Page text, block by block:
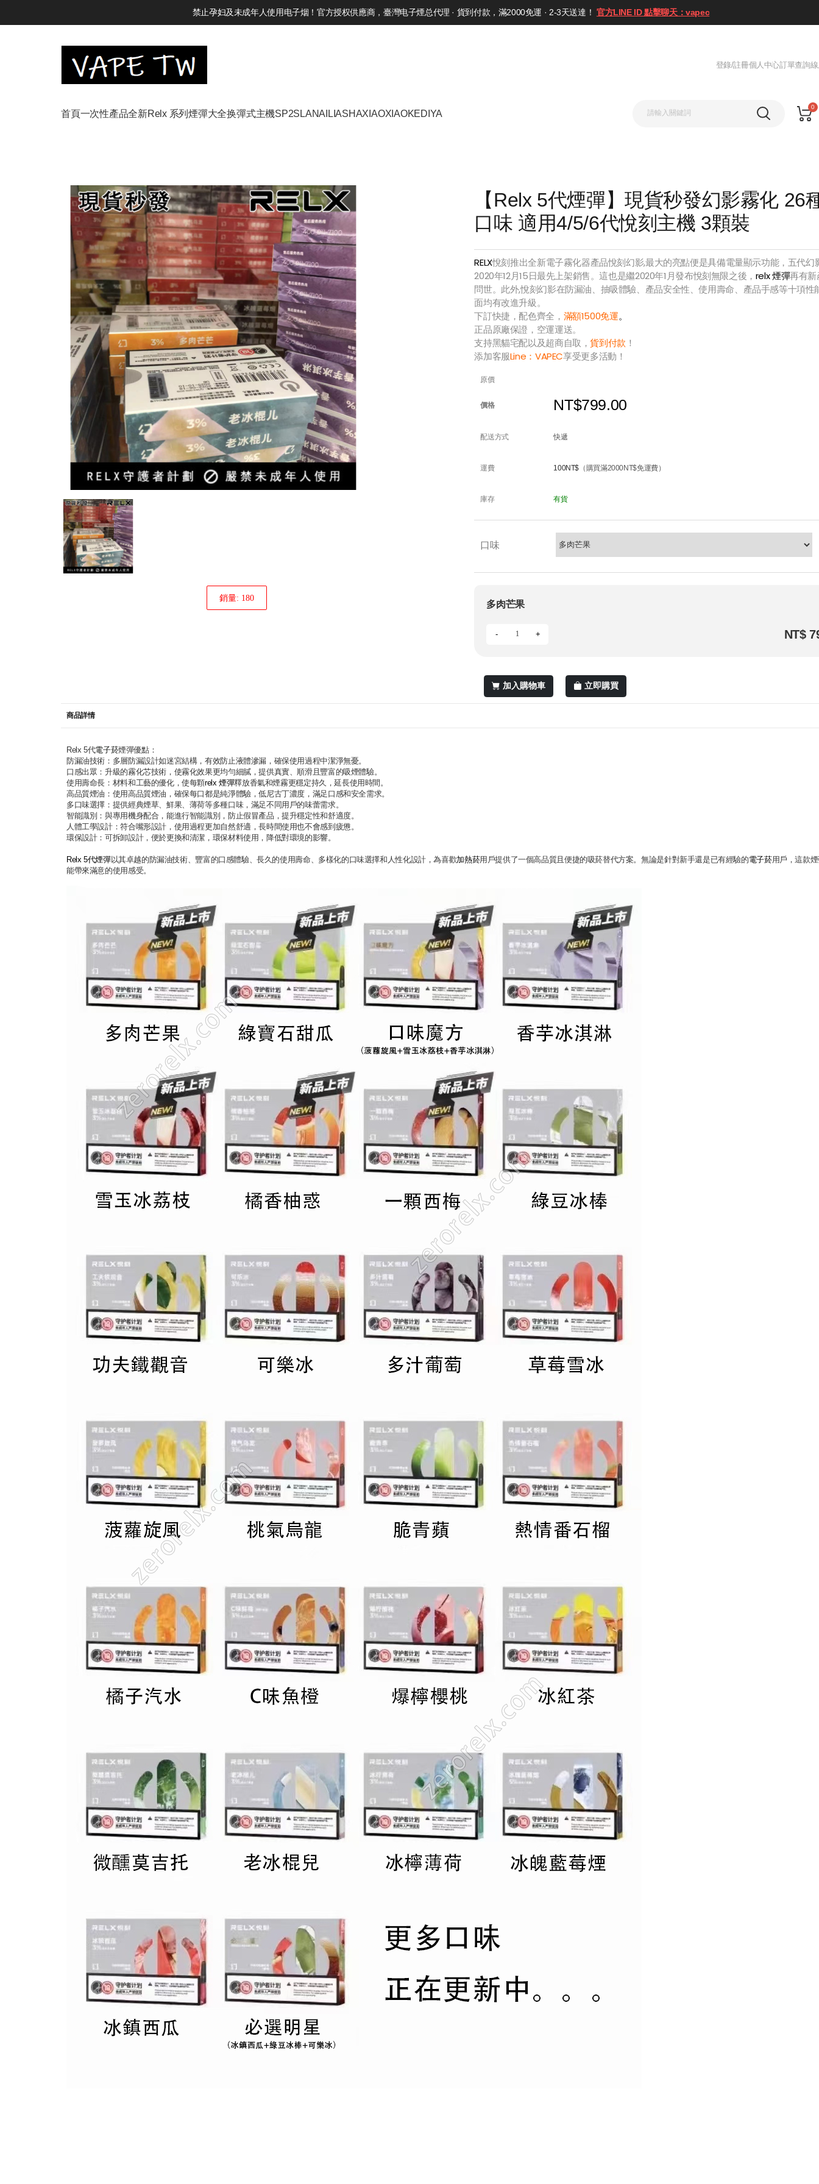
禁止孕妇及未成年人使用电子烟！官方授权供應商，臺灣电子煙总代理 · 貨到付款，滿2000免運 · 2-3天送達！ 官方LINE ID 點擊聊天：vapec
登錄/註冊個人中心訂單查詢
首頁一次性產品全新Relx 系列煙彈大全换彈式主機SP2S LANA ILIASHAXIAOXIAOKEDIYA
0
銷量: 180
【Relx 5代煙彈】現貨秒發幻影霧化 26
口味 適用4/5/6代悅刻主機 3顆裝
RELX悅刻推出全新電子霧化器產品悅刻幻影,最大的亮點便是具備電量顯示功能，五代幻
2020年12月15日最先上架銷售。這也是繼2020年1月發布悅刻無限之後， relx 煙彈再有新
問世。此外,悅刻幻影在防漏油、抽吸體驗、產品安全性、使用壽命、產品手感等十項性
面均有改進升級。
下訂快捷，配色齊全， 滿額1500免運。
正品原廠保證，空運運送。
支持黑貓宅配以及超商自取，貨到付款 ！
添加客服Line： VAPEC享受更多活動！
原價
價格 NT$799.00
配送方式 快遞
運費 100NT$ （購買滿2000NT$免運費）
庫存 有貨
口味
多肉芒果
- + NT$
加入購物車 立即購買
商品詳情
Relx 5代電子菸煙彈優點：
防漏油技術：多層防漏設計如迷宮結構，有效防止液體滲漏，確保使用過程中潔淨無憂。
口感出眾：升級的霧化芯技術，使霧化效果更均勻細膩，提供真實、順滑且豐富的吸煙體驗。
使用壽命長：材料和工藝的優化，使每顆relx 煙彈釋放香氣和煙霧更穩定持久，延長使用時間。
高品質煙油：使用高品質煙油，確保每口都是純淨體驗，低尼古丁濃度，滿足口感和安全需求。
多口味選擇：提供經典煙草、鮮果、薄荷等多種口味，滿足不同用戶的味蕾需求。
智能識別：與專用機身配合，能進行智能識別，防止假冒產品，提升穩定性和舒適度。
人體工學設計：符合嘴形設計，使用過程更加自然舒適，長時間使用也不會感到疲憊。
環保設計：可拆卸設計，便於更換和清潔，環保材料使用，降低對環境的影響。
Relx 5代煙彈以其卓越的防漏油技術、豐富的口感體驗、長久的使用壽命、多樣化的口味選擇和人性化設計，為喜歡加熱菸用戶提供了一個高品質且便捷的吸菸替代方案。無論是針對新手還是已有經驗的電子菸用戶，這款
能帶來滿意的使用感受。